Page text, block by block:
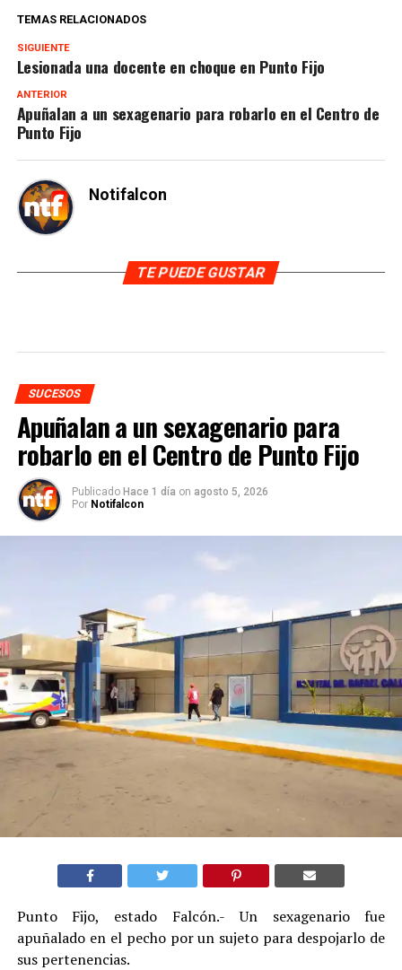
TEMAS RELACIONADOS
SIGUIENTE
Lesionada una docente en choque en Punto Fijo
ANTERIOR
Apuñalan a un sexagenario para robarlo en el Centro de
Punto Fijo
Notifalcon
TE PUEDE GUSTAR
SUCESOS
Apuñalan a un sexagenario para
robarlo en el Centro de Punto Fijo
Publicado Hace 1 día on agosto 5, 2026
Por Notifalcon
Punto Fijo, estado Falcón.- Un sexagenario fue
apuñalado en el pecho por un sujeto para despojarlo de
sus pertenencias.